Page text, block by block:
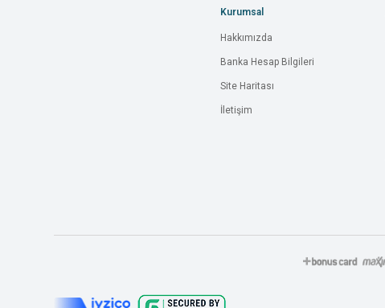
Kurumsal
Hakkımızda
Banka Hesap Bilgileri
Site Haritası
İletişim